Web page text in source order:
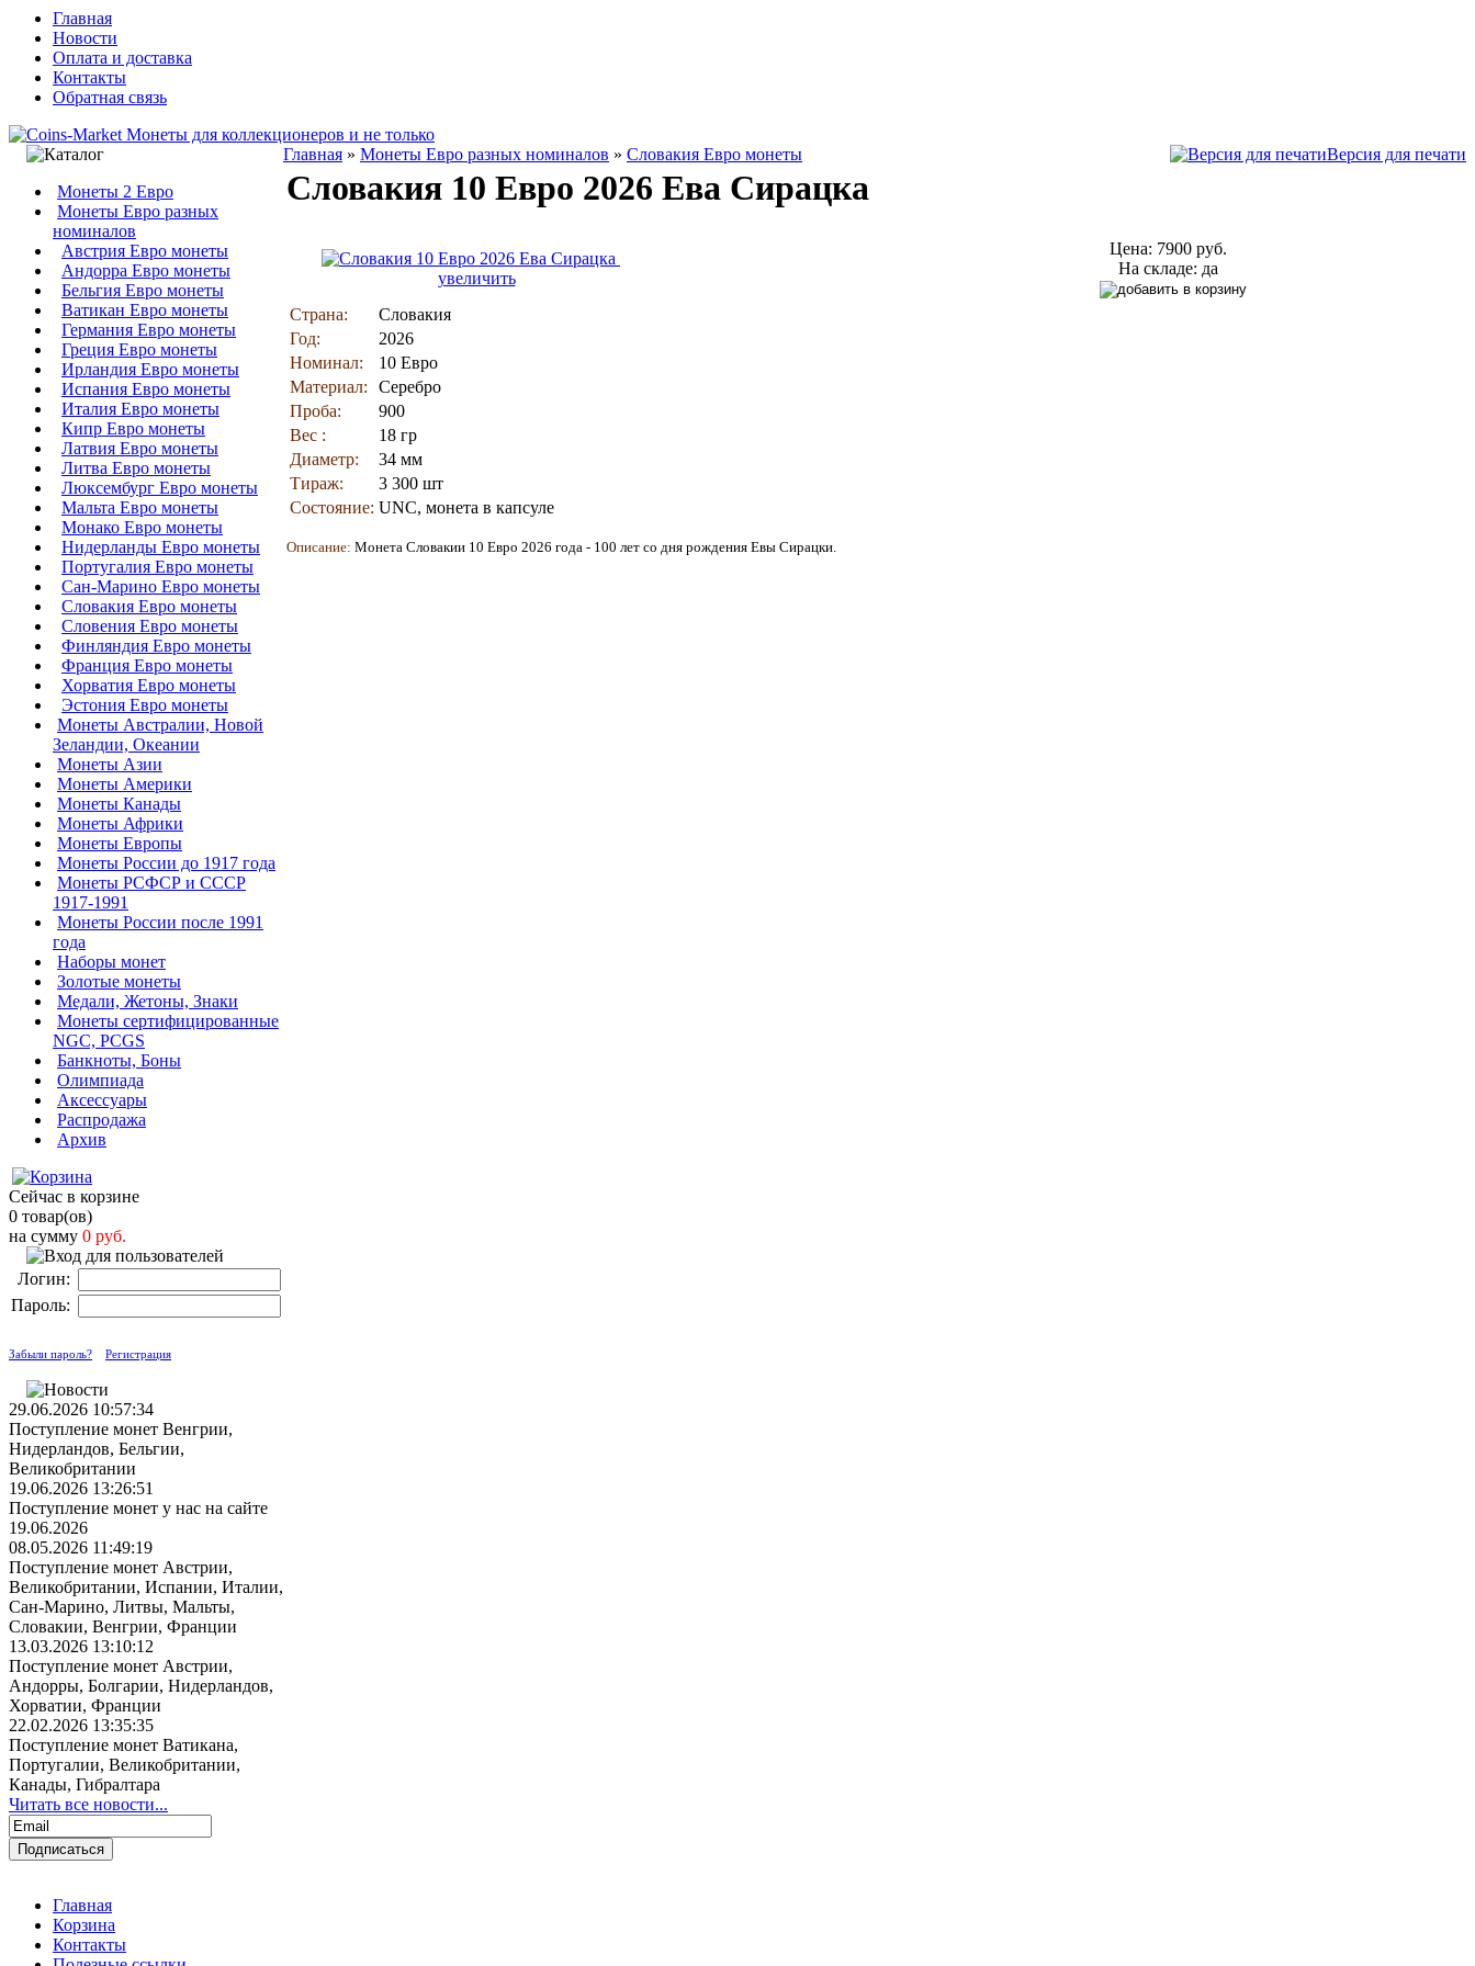
Главная
Новости
Оплата и доставка
Контакты
Обратная связь
Монеты 2 Евро
Монеты Евро разных
номиналов
Австрия Евро монеты
Андорра Евро монеты
Бельгия Евро монеты
Ватикан Евро монеты
Германия Евро монеты
Греция Евро монеты
Ирландия Евро монеты
Испания Евро монеты
Италия Евро монеты
Кипр Евро монеты
Латвия Евро монеты
Литва Евро монеты
Люксембург Евро монеты
Мальта Евро монеты
Монако Евро монеты
Нидерланды Евро монеты
Португалия Евро монеты
Сан-Марино Евро монеты
Словакия Евро монеты
Словения Евро монеты
Финляндия Евро монеты
Франция Евро монеты
Хорватия Евро монеты
Эстония Евро монеты
Монеты Австралии, Новой
Зеландии, Океании
Монеты Азии
Монеты Америки
Монеты Канады
Монеты Африки
Монеты Европы
Монеты России до 1917 года
Монеты РСФСР и СССР
1917-1991
Монеты России после 1991
года
Наборы монет
Золотые монеты
Медали, Жетоны, Знаки
Монеты сертифицированные
NGC, PCGS
Банкноты, Боны
Олимпиада
Аксессуары
Распродажа
Архив
Сейчас в корзине
0 товар(ов)
на сумму 0 руб.
Логин:
Пароль:
Забыли пароль? Регистрация
29.06.2026 10:57:34
Поступление монет Венгрии,
Нидерландов, Бельгии,
Великобритании
19.06.2026 13:26:51
Поступление монет у нас на сайте
19.06.2026
08.05.2026 11:49:19
Поступление монет Австрии,
Великобритании, Испании, Италии,
Сан-Марино, Литвы, Мальты,
Словакии, Венгрии, Франции
13.03.2026 13:10:12
Поступление монет Австрии,
Андорры, Болгарии, Нидерландов,
Хорватии, Франции
22.02.2026 13:35:35
Поступление монет Ватикана,
Португалии, Великобритании,
Канады, Гибралтара
Читать все новости...
Главная » Монеты Евро разных номиналов » Словакия Евро монеты Версия для печати
Словакия 10 Евро 2026 Ева Сирацка
увеличить
Цена: 7900 руб.
На складе: да
Страна:
Словакия
Год:
2026
Номинал:
10 Евро
Материал:
Серебро
Проба:
900
Вес :
18 гр
Диаметр:
34 мм
Тираж:
3 300 шт
Состояние: UNC, монета в капсуле
Описание: Монета Словакии 10 Евро 2026 года - 100 лет со дня рождения Евы Сирацки.
Главная
Корзина
Контакты